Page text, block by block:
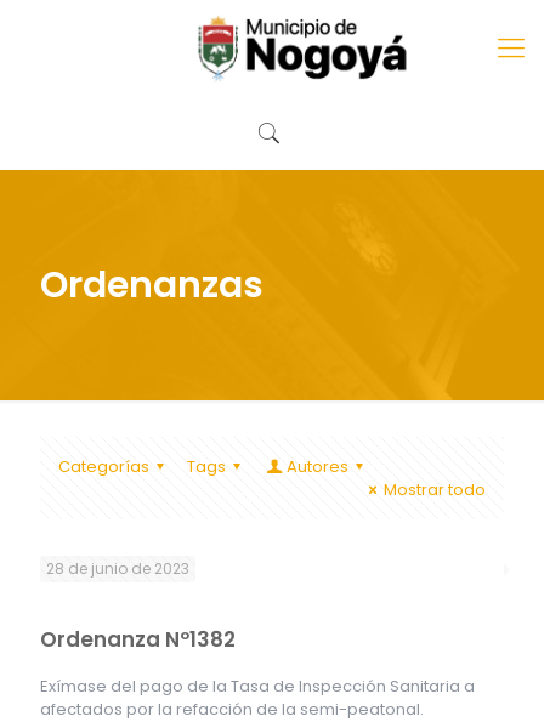
Ordenanzas
Categorías Tags
Autores
Mostrar todo
28 de junio de 2023
Ordenanza Nº1382
Exímase del pago de la Tasa de Inspección Sanitaria a
afectados por la refacción de la semi-peatonal.